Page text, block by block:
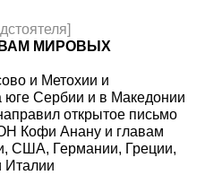
МИРОВЫХ
и Метохии и
юге Сербии и в Македонии
открытое письмо
Кофи Анану и главам
США, Германии, Греции,
Италии